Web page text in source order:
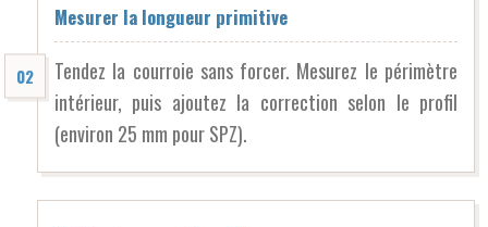
Mesurer la longueur primitive
Tendez la courroie sans forcer. Mesurez le périmètre
intérieur, puis ajoutez la correction selon le profil
(environ 25 mm pour SPZ).